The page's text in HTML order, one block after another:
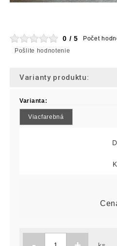
0 / 5
Počet
Pošlite hodnotenie
Varianty produktu:
Varianta:
Viacfarebná